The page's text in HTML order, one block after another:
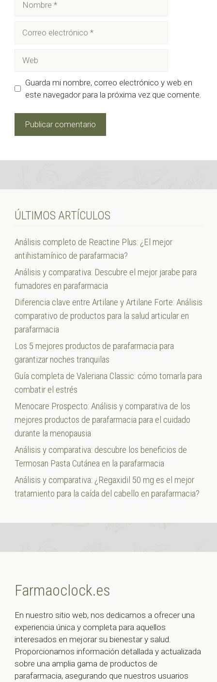
electrónico
Guarda mi nombre, correo electrónico y web en
este navegador para la próxima vez que comente.
ÚLTIMOS ARTÍCULOS
Análisis completo de Reactine Plus: ¿El mejor
antihistamínico de parafarmacia?
Análisis y comparativa: Descubre el mejor jarabe para
fumadores en parafarmacia
Diferencia clave entre Artilane y Artilane Forte: Análisis
comparativo de productos para la salud articular en
parafarmacia
Los 5 mejores productos de parafarmacia para
garantizar noches tranquilas
Guía completa de Valeriana Classic: cómo tomarla para
combatir el estrés
Menocare Prospecto: Análisis y comparativa de los
mejores productos de parafarmacia para el cuidado
durante la menopausia
Análisis y comparativa: descubre los beneficios de
Termosan Pasta Cutánea en la parafarmacia
Análisis y comparativa: ¿Regaxidil 50 mg es el mejor
tratamiento para la caída del cabello en parafarmacia?
Farmaoclock.es
En nuestro sitio web, nos dedicamos a ofrecer una
experiencia única y completa para aquellos
interesados en mejorar su bienestar y salud.
Proporcionamos información detallada y actualizada
sobre una amplia gama de productos de
parafarmacia, asegurando que nuestros usuarios